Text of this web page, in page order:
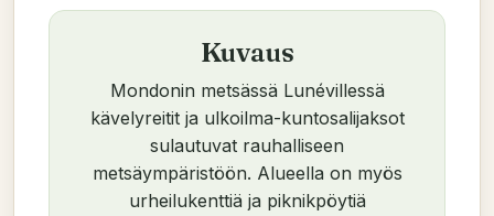
Kuvaus
Mondonin metsässä Lunévillessä
kävelyreitit ja ulkoilma-kuntosalijaksot
sulautuvat rauhalliseen
metsäympäristöön. Alueella on myös
urheilukenttiä ja piknikpöytiä